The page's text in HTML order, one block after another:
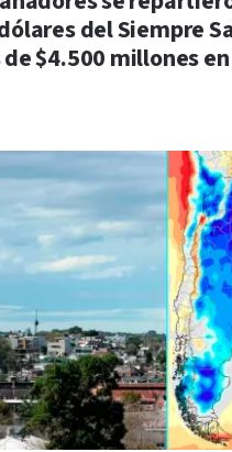
del Siempre
$4.500 millones